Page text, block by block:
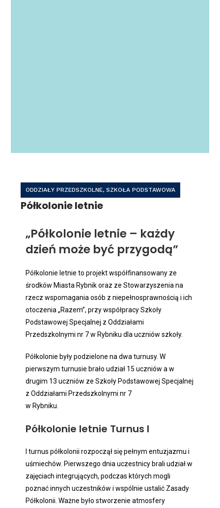
ODDZIAŁY PRZEDSZKOLNE,SZKOŁA PODSTAWOWA
Półkolonie letnie
„Półkolonie letnie – każdy
dzień może być przygodą”
Półkolonie letnie to projekt współfinansowany ze
środków Miasta Rybnik oraz ze Stowarzyszenia na
rzecz wspomagania osób z niepełnosprawnością i ich
otoczenia „Razem”, przy współpracy Szkoły
Podstawowej Specjalnej z Oddziałami
Przedszkolnymi nr 7 w Rybniku dla uczniów szkoły.
Półkolonie były podzielone na dwa turnusy. W
pierwszym turnusie brało udział 15 uczniów a w
drugim 13 uczniów ze Szkoły Podstawowej Specjalnej
z Oddziałami Przedszkolnymi nr 7
w Rybniku.
Półkolonie letnie Turnus I
I turnus półkolonii rozpoczął się pełnym entuzjazmu i
uśmiechów. Pierwszego dnia uczestnicy brali udział w
zajęciach integrujących, podczas których mogli
poznać innych uczestników i wspólnie ustalić Zasady
Półkolonii. Ważne było stworzenie atmosfery